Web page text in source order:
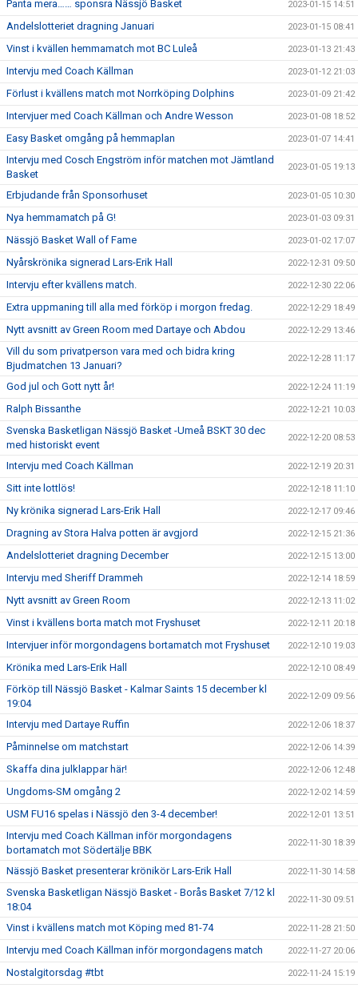
Panta mera…… sponsra Nässjö Basket 2023-01-15 14:51
Andelslotteriet dragning Januari 2023-01-15 08:41
Vinst i kvällen hemmamatch mot BC Luleå 2023-01-13 21:43
Intervju med Coach Källman 2023-01-12 21:03
Förlust i kvällens match mot Norrköping Dolphins 2023-01-09 21:42
Intervjuer med Coach Källman och Andre Wesson 2023-01-08 18:52
Easy Basket omgång på hemmaplan 2023-01-07 14:41
Intervju med Cosch Engström inför matchen mot Jämtland
Basket
2023-01-05 19:13
Erbjudande från Sponsorhuset 2023-01-05 10:30
Nya hemmamatch på G! 2023-01-03 09:31
Nässjö Basket Wall of Fame 2023-01-02 17:07
Nyårskrönika signerad Lars-Erik Hall 2022-12-31 09:50
Intervju efter kvällens match. 2022-12-30 22:06
Extra uppmaning till alla med förköp i morgon fredag. 2022-12-29 18:49
Nytt avsnitt av Green Room med Dartaye och Abdou 2022-12-29 13:46
Vill du som privatperson vara med och bidra kring
Bjudmatchen 13 Januari?
2022-12-28 11:17
God jul och Gott nytt år! 2022-12-24 11:19
Ralph Bissanthe 2022-12-21 10:03
Svenska Basketligan Nässjö Basket -Umeå BSKT 30 dec
med historiskt event
2022-12-20 08:53
Intervju med Coach Källman 2022-12-19 20:31
Sitt inte lottlös! 2022-12-18 11:10
Ny krönika signerad Lars-Erik Hall 2022-12-17 09:46
Dragning av Stora Halva potten är avgjord 2022-12-15 21:36
Andelslotteriet dragning December 2022-12-15 13:00
Intervju med Sheriff Drammeh 2022-12-14 18:59
Nytt avsnitt av Green Room 2022-12-13 11:02
Vinst i kvällens borta match mot Fryshuset 2022-12-11 20:18
Intervjuer inför morgondagens bortamatch mot Fryshuset 2022-12-10 19:03
Krönika med Lars-Erik Hall 2022-12-10 08:49
Förköp till Nässjö Basket - Kalmar Saints 15 december kl
19:04
2022-12-09 09:56
Intervju med Dartaye Ruffin 2022-12-06 18:37
Påminnelse om matchstart 2022-12-06 14:39
Skaffa dina julklappar här! 2022-12-06 12:48
Ungdoms-SM omgång 2 2022-12-02 14:59
USM FU16 spelas i Nässjö den 3-4 december! 2022-12-01 13:51
Intervju med Coach Källman inför morgondagens
bortamatch mot Södertälje BBK
2022-11-30 18:39
Nässjö Basket presenterar krönikör Lars-Erik Hall 2022-11-30 14:58
Svenska Basketligan Nässjö Basket - Borås Basket 7/12 kl
18:04
2022-11-30 09:51
Vinst i kvällens match mot Köping med 81-74 2022-11-28 21:50
Intervju med Coach Källman inför morgondagens match 2022-11-27 20:06
Nostalgitorsdag #tbt 2022-11-24 15:19